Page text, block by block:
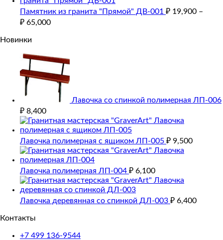
Памятник из гранита "Прямой" ДВ-001 ₽ 19,900 –
₽ 65,000
Новинки
Лавочка со спинкой полимерная ЛП-006
₽ 8,400
Лавочка полимерная с ящиком ЛП-005 ₽ 9,500
Лавочка полимерная ЛП-004 ₽ 6,100
Лавочка деревянная со спинкой ДЛ-003 ₽ 6,400
Контакты
+7 499 136-9544